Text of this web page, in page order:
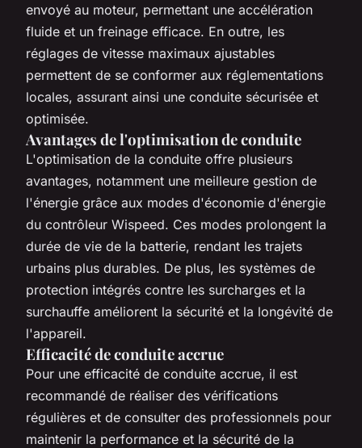
envoyé au moteur, permettant une accélération
fluide et un freinage efficace. En outre, les
réglages de vitesse maximaux ajustables
permettent de se conformer aux réglementations
locales, assurant ainsi une conduite sécurisée et
optimisée.
Avantages de l'optimisation de conduite
L'optimisation de la conduite offre plusieurs
avantages, notamment une meilleure gestion de
l'énergie grâce aux modes d'économie d'énergie
du contrôleur Wispeed. Ces modes prolongent la
durée de vie de la batterie, rendant les trajets
urbains plus durables. De plus, les systèmes de
protection intégrés contre les surcharges et la
surchauffe améliorent la sécurité et la longévité de
l'appareil.
Efficacité de conduite accrue
Pour une efficacité de conduite accrue, il est
recommandé de réaliser des vérifications
régulières et de consulter des professionnels pour
maintenir la performance et la sécurité de la